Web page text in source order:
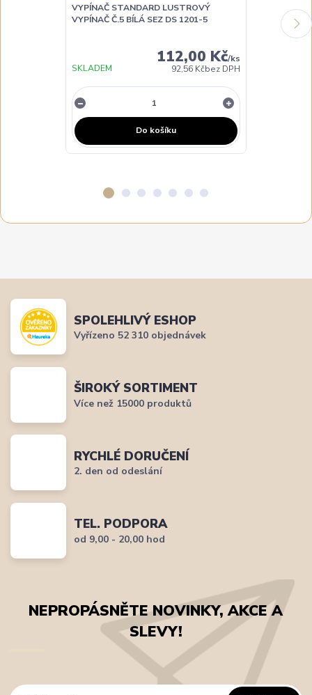
VYPÍNAČ STANDARD LUSTROVÝ
VYPÍNAČ Č.5 BÍLÁ SEZ DS 1201-5
112,00 Kč/ks
92,56 Kčbez DPH
SKLADEM
Do košíku
VYPÍNAČ
Č.6 BÍLÝ SEZ
SPOLEHLIVÝ ESHOP
Vyřízeno 52 310 objednávek
ŠIROKÝ SORTIMENT
Více než 15000 produktů
RYCHLÉ DORUČENÍ
2. den od odeslání
TEL. PODPORA
od 9,00 - 20,00 hod
NEPROPÁSNĚTE NOVINKY, AKCE A
SLEVY!